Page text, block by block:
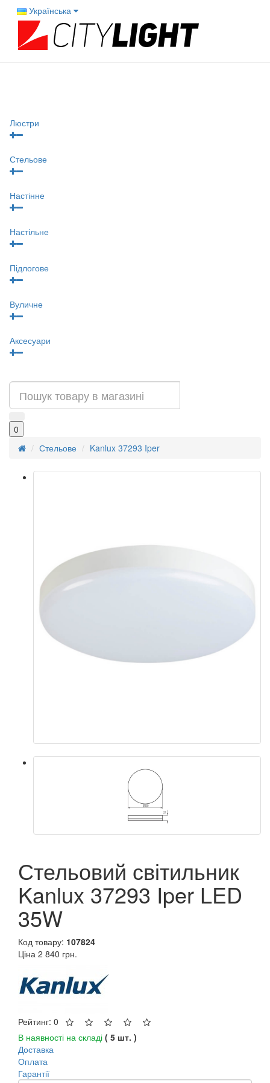
Українська
Люстри
Стельове
Настінне
Настільне
Підлогове
Вуличне
Аксесуари
0
Стельове
Kanlux 37293 Iper
Стельовий світильник
Kanlux 37293 Iper LED
35W
Код товару: 107824
Ціна 2 840 грн.
Рейтинг: 0
В наявності на складі ( 5 шт. )
Доставка
Оплата
Гарантії